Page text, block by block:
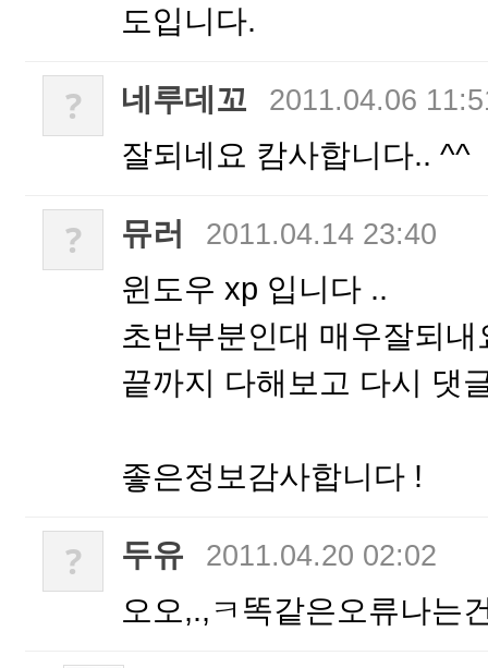
도입니다.
? 네루데꼬 2011.04.06
잘되네요 캄사합니다.. ^^
? 뮤러 2011.04.14 23:40
윈도우 xp 입니다 ..
초반부분인대 매우잘되
끝까지 다해보고 다시 댓
좋은정보감사합니다 !
? 두유 2011.04.20 02:02
오오,.,ㅋ똑같은오류나는